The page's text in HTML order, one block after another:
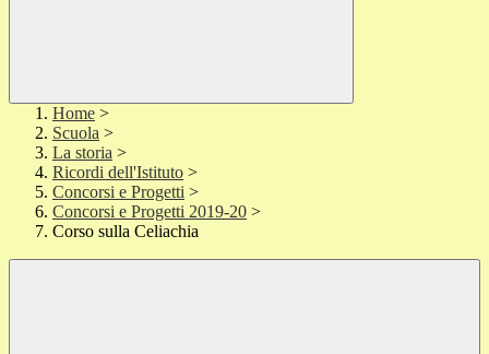
Home >
Scuola >
La storia >
Ricordi dell'Istituto >
Concorsi e Progetti >
Concorsi e Progetti 2019-20 >
Corso sulla Celiachia